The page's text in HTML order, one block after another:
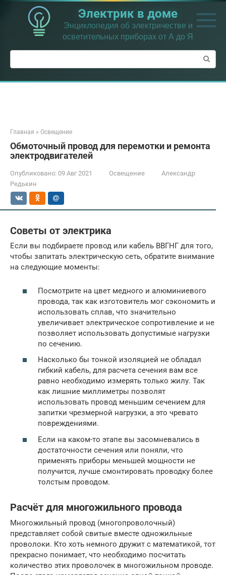
Перейти
контенту
Электрик в доме
Энциклопедия об электричестве и
осветительных приборах от А до Я
Поиск:
Главная » Освещение
Обмоточный провод для перемотки и ремонта
электродвигателей
Опубликовано: 09 Авг 2021 Освещение
Александр
Редькин
Советы от электрика
Если вы подбираете провод или кабель ВВГНГ для того,
чтобы запитать электрическую сеть, обратите внимание
на следующие моменты:
Посмотрите на цвет медного и алюминиевого
провода, так как изготовитель мог сэкономить и
использовать сплав, что значительно
увеличивает электрическое сопротивление и не
позволяет использовать допустимые нагрузки
по сечению.
Насколько бы тонкой изоляцией не обладал
гибкий кабель, для расчета сечения вам все
равно необходимо измерять только жилу. Так
как лишние миллиметры позволят
использовать провод меньшим сечением для
запитки чрезмерной нагрузки, а это чревато
повреждениями.
Если на каком-то этапе вы засомневались в
достаточности сечения или поняли, что
применять приборы меньшей мощности не
получится, лучше смонтировать проводку более
толстым проводом.
Расчёт для многожильного провода
Многожильный провод (многопроволочный)
представляет собой свитые вместе одножильные
проволоки. Кто хоть немного дружит с математикой, тот
прекрасно понимает, что необходимо посчитать
количество этих проволочек в многожильном проводе.